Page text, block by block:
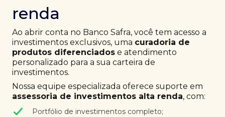
renda
Ao abrir conta no Banco Safra, você tem acesso a
investimentos exclusivos, uma curadoria de
produtos diferenciados e atendimento
personalizado para a sua carteira de
investimentos.
Nossa equipe especializada oferece suporte em
assessoria de investimentos alta renda, com:
Portfólio de investimentos completo;